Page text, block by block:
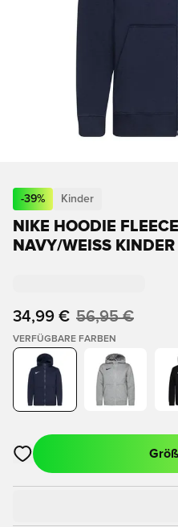
-39% Kinder
NIKE HOODIE
NAVY/WEISS KINDER
34,99 € 56,95 €
VERFÜGBARE FARBEN
Öffnet ein neues Fenster